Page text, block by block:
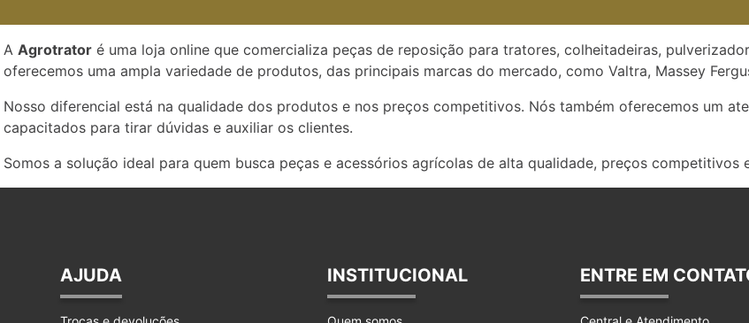
A Agrotrator é uma loja online que comercializa peças de reposição para tratores, colheitadeiras,
oferecemos uma ampla variedade de produtos, das principais marcas do mercado, como Valtra, Massey
Nosso diferencial está na qualidade dos produtos e nos preços competitivos. Nós também oferecemos um
capacitados para tirar dúvidas e auxiliar os clientes.
Somos a solução ideal para quem busca peças e acessórios agrícolas de alta qualidade, preços
AJUDA INSTITUCIONAL ENTRE EM